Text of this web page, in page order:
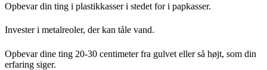
Opbevar din ting i plastikkasser i stedet for i papkasser.
Invester i metalreoler, der kan tåle vand.
Opbevar dine ting 20-30 centimeter fra gulvet eller så højt, som din
erfaring siger.